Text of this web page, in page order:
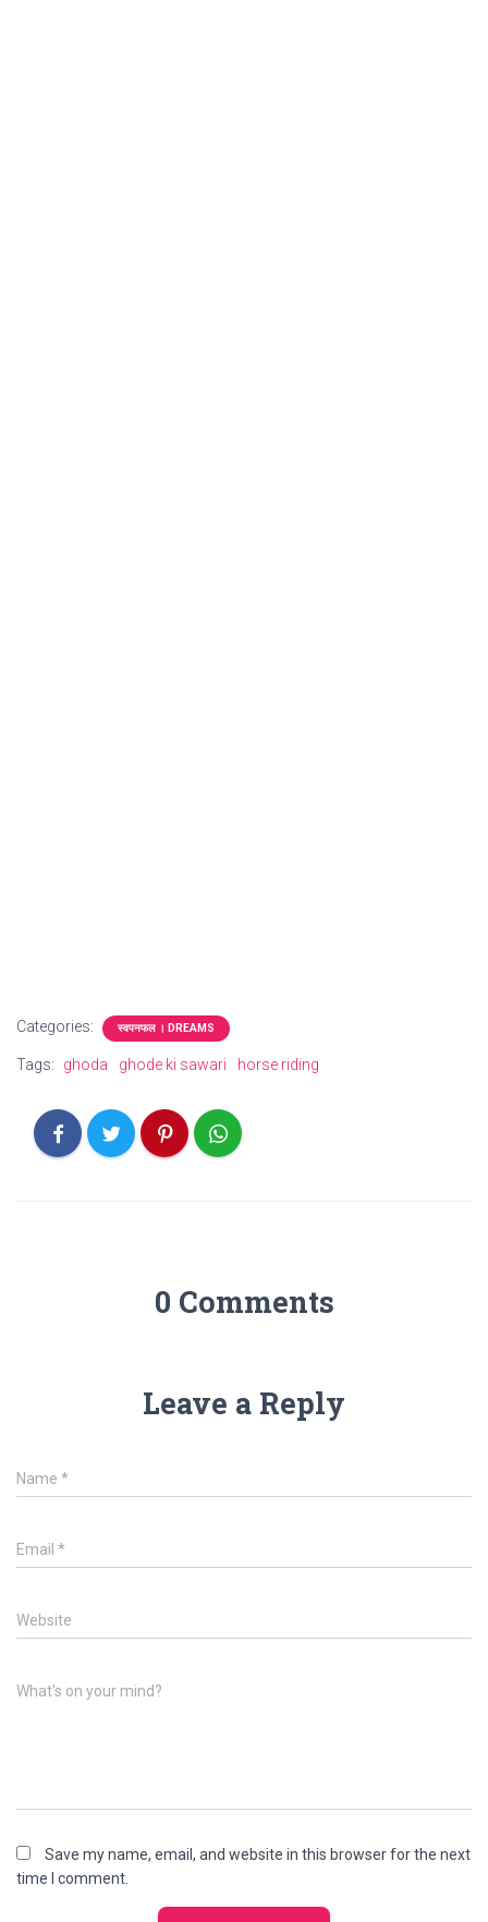
Categories: स्वपनफल । DREAMS
Tags: ghoda ghode ki sawari horse riding
0 Comments
Leave a Reply
Name *
Email *
Website
What's on your mind?
Save my name, email, and website in this browser for the next
time I comment.